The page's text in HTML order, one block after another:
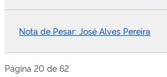
Nota de Pesar: José Alves Pereira
Página 20 de 62